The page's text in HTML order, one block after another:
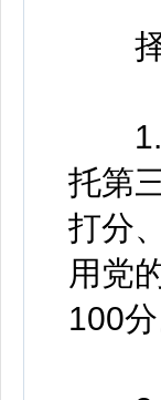
择
1.面
托第
打分
用党
100